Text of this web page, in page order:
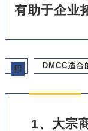
有助于企业
四 DMCC适合
1、大宗